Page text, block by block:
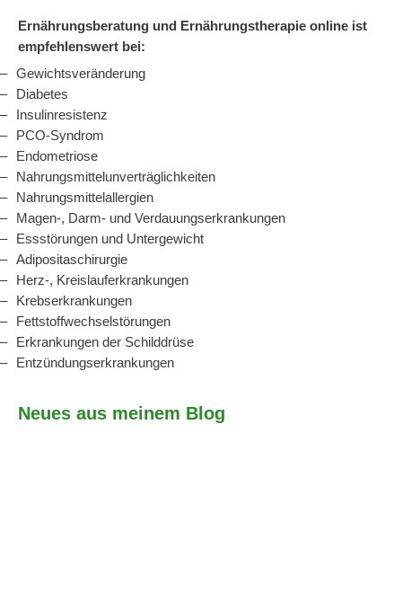
Ernährungsberatung und Ernährungstherapie online ist
empfehlenswert bei:
Gewichtsveränderung
Diabetes
Insulinresistenz
PCO-Syndrom
Endometriose
Nahrungsmittelunverträglichkeiten
Nahrungsmittelallergien
Magen-, Darm- und Verdauungserkrankungen
Essstörungen und Untergewicht
Adipositaschirurgie
Herz-, Kreislauferkrankungen
Krebserkrankungen
Fettstoffwechselstörungen
Erkrankungen der Schilddrüse
Entzündungserkrankungen
Neues aus meinem Blog